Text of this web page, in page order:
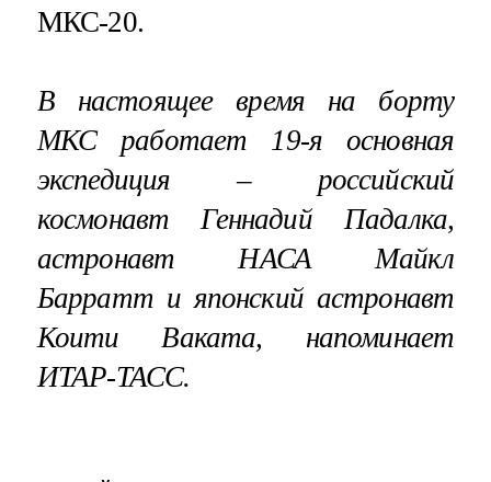
МКС-20.
В настоящее время на борту
МКС работает 19-я основная
экспедиция – российский
космонавт Геннадий Падалка,
астронавт НАСА Майкл
Барратт и японский астронавт
Коити Ваката, напоминает
ИТАР-ТАСС.